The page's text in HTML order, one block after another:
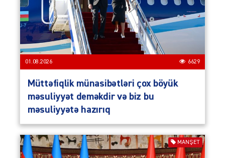
01.08.2026 6629
Müttəfiqlik münasibətləri çox böyük
məsuliyyət deməkdir və biz bu
məsuliyyətə hazırıq
MANŞET